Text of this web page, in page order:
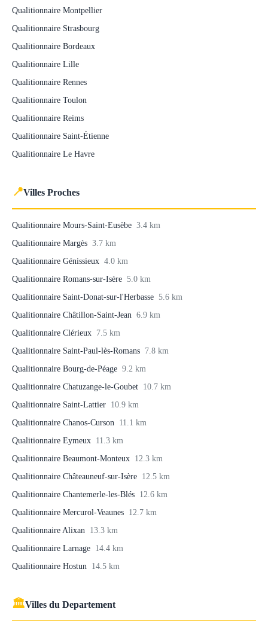
Qualitionnaire Montpellier
Qualitionnaire Strasbourg
Qualitionnaire Bordeaux
Qualitionnaire Lille
Qualitionnaire Rennes
Qualitionnaire Toulon
Qualitionnaire Reims
Qualitionnaire Saint-Étienne
Qualitionnaire Le Havre
📍Villes Proches
Qualitionnaire Mours-Saint-Eusèbe 3.4 km
Qualitionnaire Margès 3.7 km
Qualitionnaire Génissieux 4.0 km
Qualitionnaire Romans-sur-Isère 5.0 km
Qualitionnaire Saint-Donat-sur-l'Herbasse 5.6 km
Qualitionnaire Châtillon-Saint-Jean 6.9 km
Qualitionnaire Clérieux 7.5 km
Qualitionnaire Saint-Paul-lès-Romans 7.8 km
Qualitionnaire Bourg-de-Péage 9.2 km
Qualitionnaire Chatuzange-le-Goubet 10.7 km
Qualitionnaire Saint-Lattier 10.9 km
Qualitionnaire Chanos-Curson 11.1 km
Qualitionnaire Eymeux 11.3 km
Qualitionnaire Beaumont-Monteux 12.3 km
Qualitionnaire Châteauneuf-sur-Isère 12.5 km
Qualitionnaire Chantemerle-les-Blés 12.6 km
Qualitionnaire Mercurol-Veaunes 12.7 km
Qualitionnaire Alixan 13.3 km
Qualitionnaire Larnage 14.4 km
Qualitionnaire Hostun 14.5 km
🏛Villes du Departement